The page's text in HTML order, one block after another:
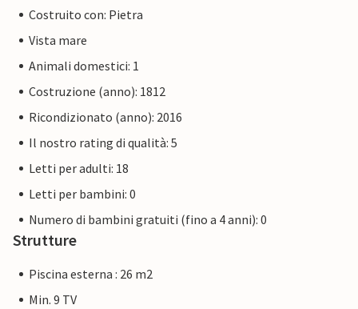
Costruito con: Pietra
Vista mare
Animali domestici: 1
Costruzione (anno): 1812
Ricondizionato (anno): 2016
Il nostro rating di qualità: 5
Letti per adulti: 18
Letti per bambini: 0
Numero di bambini gratuiti (fino a 4 anni): 0
Strutture
Piscina esterna : 26 m2
Min. 9 TV